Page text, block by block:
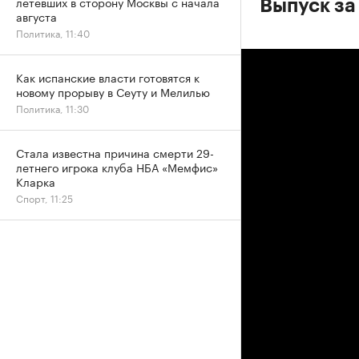
Выпуск
августа
Политика, 11:40
Как испанские власти готовятся к
новому прорыву в Сеуту и Мелилью
Политика, 11:30
Стала известна причина смерти 29-
летнего игрока клуба НБА «Мемфис»
Кларка
Спорт, 11:25